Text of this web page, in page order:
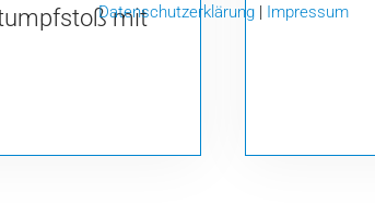
mit
Datenschutzerklärung| Impressum